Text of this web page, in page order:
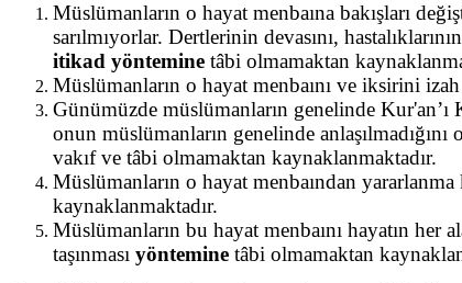
Müslümanların o hayat menbaına bakışları
sarılmıyorlar. Dertlerinin devasını,
itikad yöntemine tâbi olmamaktan
Müslümanların o hayat menbaını ve iksirini
Günümüzde müslümanların genelinde
onun müslümanların genelinde anlaşılmadığını
vakıf ve tâbi olmamaktan kaynaklanmaktadır.
Müslümanların o hayat menbaından
kaynaklanmaktadır.
Müslümanların bu hayat menbaını hayatın her
taşınması yöntemine tâbi olmamaktan